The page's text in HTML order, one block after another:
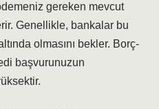
gereken mevcut
Genellikle, bankalar bu
olmasını bekler. Borç-
başvurunuzun